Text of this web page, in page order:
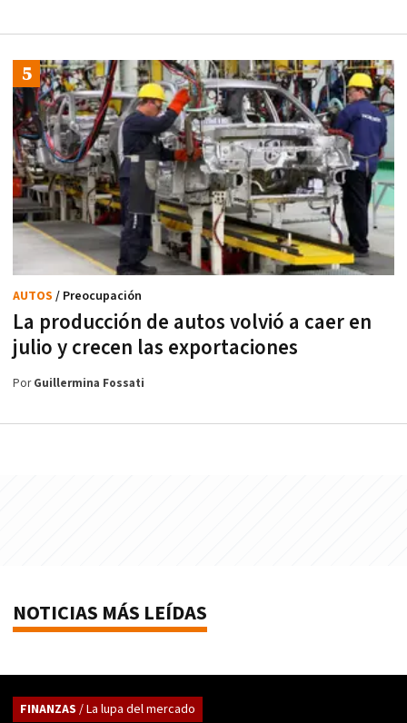
La producción de autos volvió a caer en
julio y crecen las exportaciones
AUTOS / Preocupación
PorGuillermina Fossati
NOTICIAS MÁS LEÍDAS
FINANZAS / La lupa del mercado